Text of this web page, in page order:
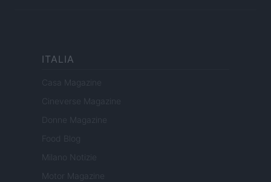
ITALIA
Casa Magazine
Cineverse Magazine
Donne Magazine
Food Blog
Milano Notizie
Motor Magazine